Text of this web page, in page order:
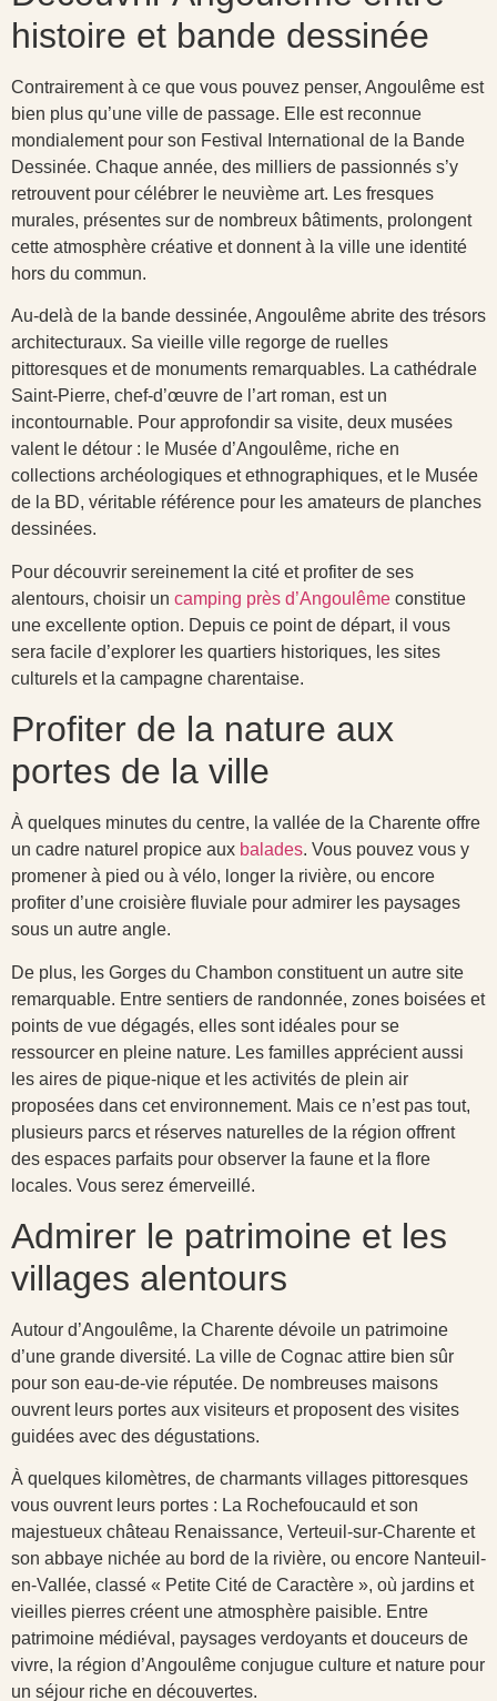
histoire et bande dessinée
Contrairement à ce que vous pouvez penser, Angoulême est
bien plus qu’une ville de passage. Elle est reconnue
mondialement pour son Festival International de la Bande
Dessinée. Chaque année, des milliers de passionnés s’y
retrouvent pour célébrer le neuvième art. Les fresques
murales, présentes sur de nombreux bâtiments, prolongent
cette atmosphère créative et donnent à la ville une identité
hors du commun.
Au-delà de la bande dessinée, Angoulême abrite des trésors
architecturaux. Sa vieille ville regorge de ruelles
pittoresques et de monuments remarquables. La cathédrale
Saint-Pierre, chef-d’œuvre de l’art roman, est un
incontournable. Pour approfondir sa visite, deux musées
valent le détour : le Musée d’Angoulême, riche en
collections archéologiques et ethnographiques, et le Musée
de la BD, véritable référence pour les amateurs de planches
dessinées.
Pour découvrir sereinement la cité et profiter de ses
alentours, choisir un camping près d’Angoulême constitue
une excellente option. Depuis ce point de départ, il vous
sera facile d’explorer les quartiers historiques, les sites
culturels et la campagne charentaise.
Profiter de la nature aux
portes de la ville
À quelques minutes du centre, la vallée de la Charente offre
un cadre naturel propice aux balades. Vous pouvez vous y
promener à pied ou à vélo, longer la rivière, ou encore
profiter d’une croisière fluviale pour admirer les paysages
sous un autre angle.
De plus, les Gorges du Chambon constituent un autre site
remarquable. Entre sentiers de randonnée, zones boisées et
points de vue dégagés, elles sont idéales pour se
ressourcer en pleine nature. Les familles apprécient aussi
les aires de pique-nique et les activités de plein air
proposées dans cet environnement. Mais ce n’est pas tout,
plusieurs parcs et réserves naturelles de la région offrent
des espaces parfaits pour observer la faune et la flore
locales. Vous serez émerveillé.
Admirer le patrimoine et les
villages alentours
Autour d’Angoulême, la Charente dévoile un patrimoine
d’une grande diversité. La ville de Cognac attire bien sûr
pour son eau-de-vie réputée. De nombreuses maisons
ouvrent leurs portes aux visiteurs et proposent des visites
guidées avec des dégustations.
À quelques kilomètres, de charmants villages pittoresques
vous ouvrent leurs portes : La Rochefoucauld et son
majestueux château Renaissance, Verteuil-sur-Charente et
son abbaye nichée au bord de la rivière, ou encore Nanteuil-
en-Vallée, classé « Petite Cité de Caractère », où jardins et
vieilles pierres créent une atmosphère paisible. Entre
patrimoine médiéval, paysages verdoyants et douceurs de
vivre, la région d’Angoulême conjugue culture et nature pour
un séjour riche en découvertes.